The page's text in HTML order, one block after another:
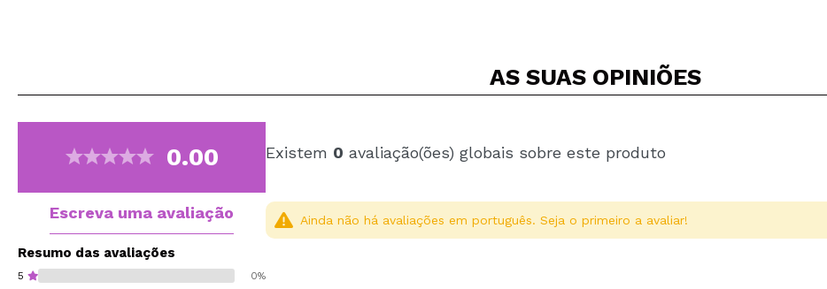
AS SUAS OPINIÕES
0.00
Escreva uma avaliação
Resumo das avaliações
5 0%
Existem 0 avaliação(ões) globais sobre este produto
Ainda não há avaliações em português. Seja o primeiro a avaliar!